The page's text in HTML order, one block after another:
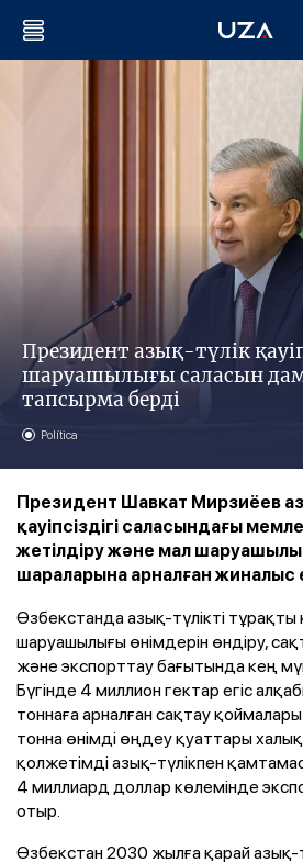
Президент азық-түлік
шаруашылығы саласын
тапсырма берді
Política
Президент Шавкат Мирзиёев
қауіпсіздігі саласындағы
жетілдіру және мал
шараларына арналған жиналыс
Өзбекстанда азық-түлікті
шаруашылығы өнімдерін өндіру,
және экспорттау бағытында кең
Бүгінде 4 миллион гектар егіс
тоннаға арналған сақтау
тонна өнімді өңдеу қуаттары
қолжетімді азық-түлікпен
4 миллиард доллар көлемінде
отыр.
Өзбекстан 2030 жылға қарай азық-